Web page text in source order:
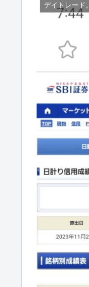
デイトレード。